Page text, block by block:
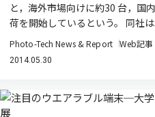
と，海外市場向けに約30 台，国
荷を開始しているという。 同社は
Photo-Tech News & Report Web記事
2014.05.30